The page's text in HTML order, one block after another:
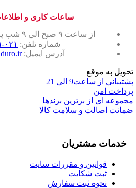
ساعات کاری و
از ساعت ۹ صبح الی ۹ شب پاسخگوی شما هستیم.
شماره تلفن: ۰۲۱-۵۵۴۸۳۹۶۹
آدرس ایمیل:
تحویل به موقع
پشتیبانی از ساعت9 الی 21
پرداخت امن
مجموعه ای از برترین برندها
ضمانت اصالت و سلامت کالا
خدمات مشتریان
قوانین و مقررات سایت
ثبت شکایت
نحوه ثبت سفارش